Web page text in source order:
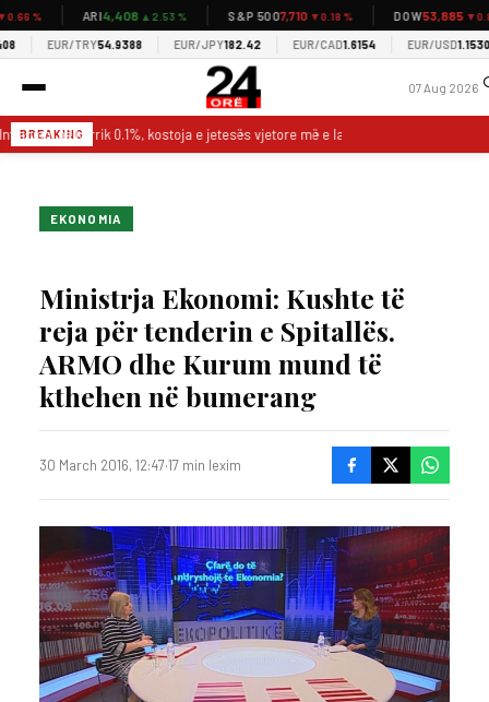
4,408▲2.53 % S&P 5007,710▼0.18 % 53,885▼0.85 %
EUR/TRY54.9388 EUR/JPY182.42 EUR/CAD1.6154 EUR/USD1.1530
07 Aug 2026
BREAKINGnë korrik 0.1%, kostoja e jetesës vjetore më e lartë për 2.3%
EKONOMIA
Ministrja Ekonomi: Kushte të
reja për tenderin e Spitallës.
ARMO dhe Kurum mund të
kthehen në bumerang
30 March 2016, 12:47·17 min lexim